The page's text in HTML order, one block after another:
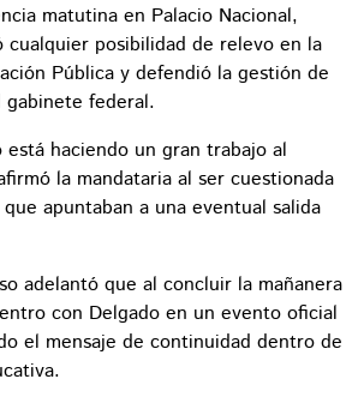
matutina en Palacio Nacional,
cualquier posibilidad de relevo en la
Pública y defendió la gestión de
federal.
está haciendo un gran trabajo al
la mandataria al ser cuestionada
apuntaban a una eventual salida
adelantó que al concluir la mañanera
con Delgado en un evento oficial
el mensaje de continuidad dentro de